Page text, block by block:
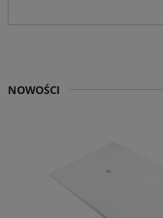
NOWOŚCI